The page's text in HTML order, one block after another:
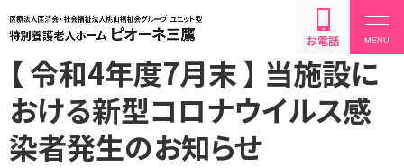
お電話
【 令和4年度7月末 】 当施設に
おける新型コロナウイルス感
染者発生のお知らせ